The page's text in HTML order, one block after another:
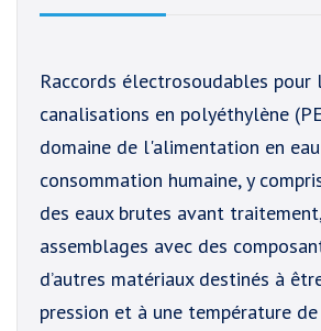
Raccords électrosoudables pour
canalisations en polyéthylène
domaine de l'alimentation en
consommation humaine, y
des eaux brutes avant
assemblages avec des
d’autres matériaux destinés à
pression et à une température